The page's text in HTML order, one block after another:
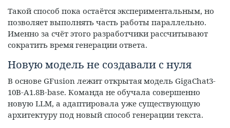
Такой способ пока остаётся экспериментальным, но
позволяет выполнять часть работы параллельно.
Именно за счёт этого разработчики рассчитывают
сократить время генерации ответа.
Новую модель не создавали с нуля
В основе GFusion лежит открытая модель GigaChat3-
10B-A1.8B-base. Команда не обучала совершенно
новую LLM, а адаптировала уже существующую
архитектуру под новый способ генерации текста.